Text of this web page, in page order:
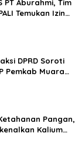
PT Aburahmi, Tim
Temukan Izin
DPRD Soroti
Pemkab Muara
Pangan,
Kalium